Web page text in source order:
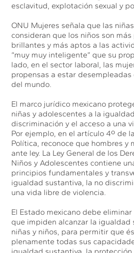
esclavitud, explotación sexual y
ONU Mujeres señala que las
consideran que los niños son
brillantes y más aptos a las
“muy muy inteligente” que su
lado, en el sector laboral, las
propensas a estar
del mundo.
El marco jurídico mexicano
niñas y adolescentes a la
discriminación y el acceso a una
Por ejemplo, en el artículo 4º de
Política, reconoce que hombres y
ante ley. La Ley General de los
Niños y Adolescentes contiene
principios fundamentales y
igualdad sustantiva, la no
una vida libre de violencia.
El Estado mexicano debe
que impiden alcanzar la igualdad
niñas y niños, para permitir que
plenamente todas sus